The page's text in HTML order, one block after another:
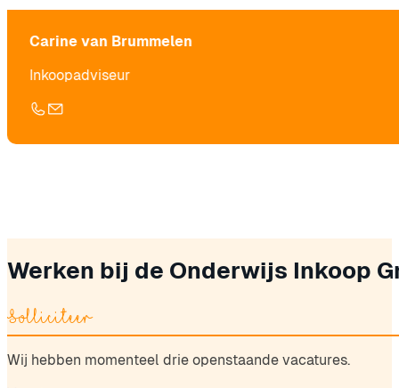
Werken bij de Onderwijs Inkoop
Solliciteer
Wij hebben momenteel drie openstaande vacatures.